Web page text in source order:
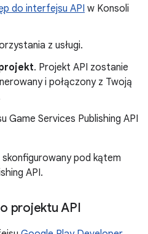
do interfejsu API w Konsoli
z usługi.
. Projekt API zostanie
i połączony z Twoją
Game Services Publishing API
pod kątem
API.
projektu API